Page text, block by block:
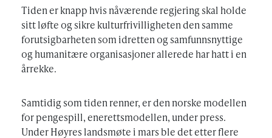
Tiden er knapp hvis nåværende regjering skal holde
sitt løfte og sikre kulturfrivilligheten den samme
forutsigbarheten som idretten og samfunnsnyttige
og humanitære organisasjoner allerede har hatt i en
årrekke.
Samtidig som tiden renner, er den norske modellen
for pengespill, enerettsmodellen, under press.
Under Høyres landsmøte i mars ble det etter flere